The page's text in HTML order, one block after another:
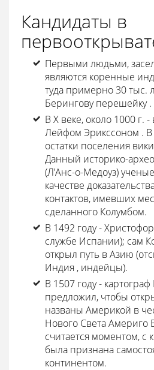
Кандидаты в
Первыми людьми,
являются коренные
туда примерно 30 тыс.
Берингову перешейку .
В X веке, около 1000 г.
Лейфом Эрикссоном . В
остатки поселения
Данный историко-
(Л’Анс-о-Медоуз)
качестве
контактов, имевших
сделанного Колумбом.
В 1492 году -
службе Испании); сам
открыл путь в Азию
Индия , индейцы).
В 1507 году -
предложил, чтобы
названы Америкой в
Нового Света Америго
считается моментом, с
была признана
континентом.